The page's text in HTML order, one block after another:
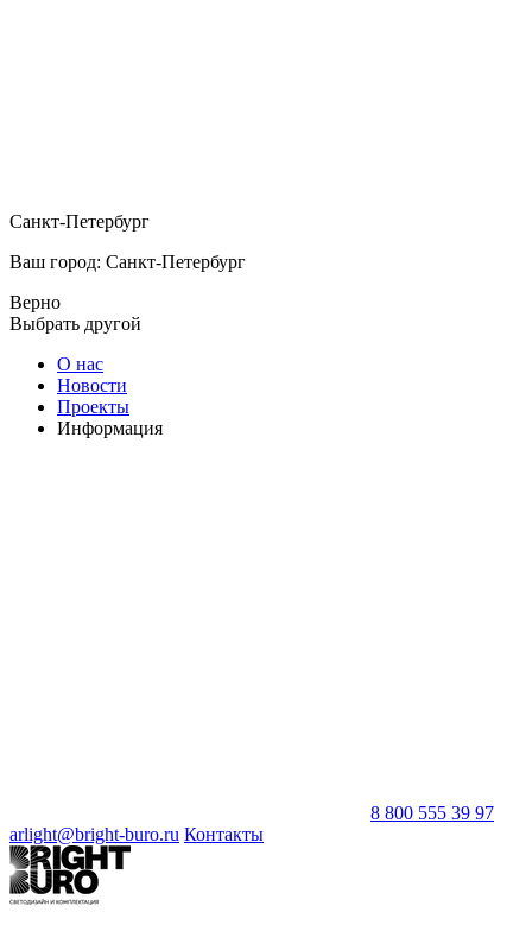
Санкт-Петербург
Ваш город: Санкт-Петербург
Верно
Выбрать другой
О нас
Новости
Проекты
Информация
8 800 555 39 97
arlight@bright-buro.ru Контакты